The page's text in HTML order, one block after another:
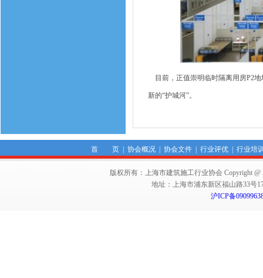
目前，正值崇明临时隔离用房P2
新的“护城河”。
首 页| 协会概况| 协会文件| 行业评优| 行业培
版权所有：上海市建筑施工行业协会 Copyright @
地址：上海市浦东新区福山路33号
沪ICP备